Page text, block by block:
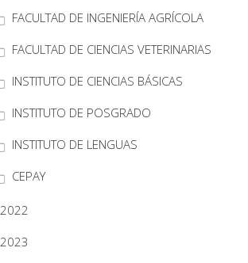
FACULTAD DE INGENIERÍA AGRÍCOLA
FACULTAD DE CIENCIAS VETERINARIAS
INSTITUTO DE CIENCIAS BÁSICAS
INSTITUTO DE POSGRADO
INSTITUTO DE LENGUAS
CEPAY
2022
2023